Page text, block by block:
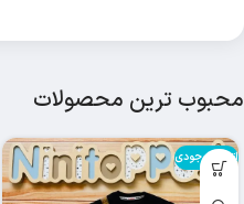
محبوب ترین محصولات
اتمام موجودی